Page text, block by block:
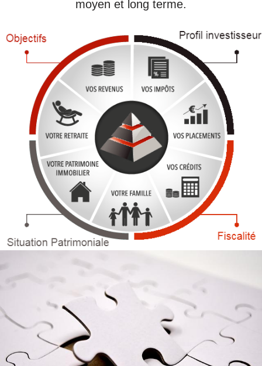
moyen et long terme.